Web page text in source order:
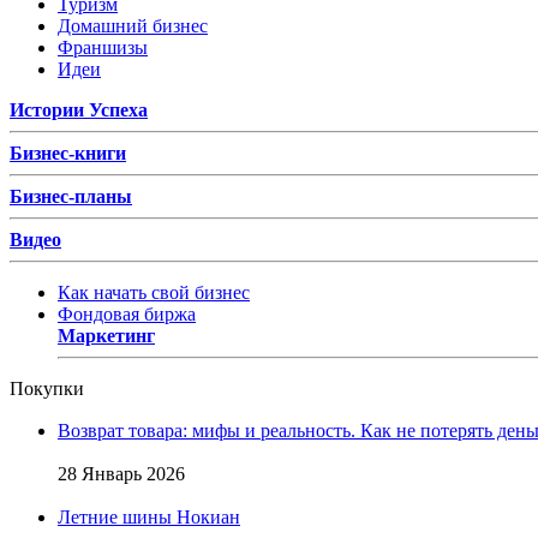
Домашний бизнес
Франшизы
Идеи
Истории Успеха
Бизнес-книги
Бизнес-планы
Видео
Как начать свой бизнес
Фондовая биржа
Маркетинг
Покупки
Возврат товара: мифы и реальность. Как не потерять
28 Январь 2026
Летние шины Нокиан